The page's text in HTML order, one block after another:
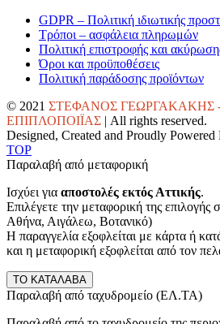
GDPR – Πολιτική ιδιωτικής
Τρόποι – ασφάλεια πληρωμών
Πολιτική επιστροφής και
Όροι και προϋποθέσεις
Πολιτική παράδοσης προϊόντων
© 2021 ΣΤΕΦΑΝΟΣ ΓΕΩΡΓΑΚΑΚΗΣ
ΕΠΙΠΛΟΠΟΙΪΑΣ | All rights reserved.
Designed, Created and Proudly Powered
TOP
Παραλαβή από μεταφορική
Ισχύει για αποστολές εκτός Αττικής.
Επιλέγετε την μεταφορική της
Αθήνα, Αιγάλεω, Βοτανικό)
Η παραγγελία εξοφλείται με κάρτα ή
και η μεταφορική εξοφλείται από τον
ΤΟ ΚΑΤΑΛΑΒΑ
Παραλαβή από ταχυδρομείο (ΕΛ.ΤΑ)